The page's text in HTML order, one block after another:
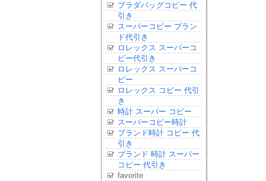
プラダバッグコピー 代
引き
スーパーコピー ブラン
ド代引き
ロレックス スーパーコ
ピー代引き
ロレックス スーパーコ
ピー
ロレックス コピー 代引
き
時計 スーパー コピー
スーパーコピー時計
ブランド時計 コピー 代
引き
ブランド 時計 スーパー
コピー 代引き
favorite